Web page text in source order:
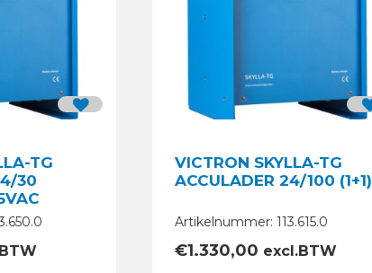
TG
30
VICTRON SKYLLA-TG
ACCULADER 24/100 (1+1)
Artikelnummer: 113.615.0
€1.330,00 excl.BTW